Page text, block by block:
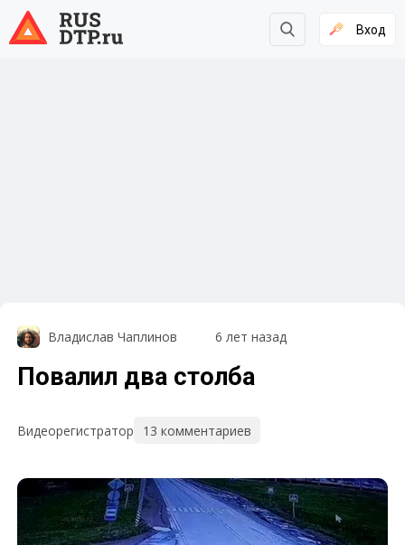
Вход
Владислав Чаплинов 6 лет назад
Повалил два столба
Видеорегистратор 13 комментариев